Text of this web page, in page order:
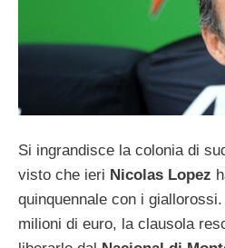
Si ingrandisce la colonia di
visto che ieri Nicolas Lopez
quinquennale con i
milioni di euro, la clausola